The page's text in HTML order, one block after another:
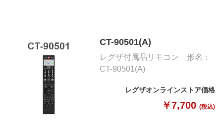
CT-90501(A)
レグザ付属品リモコン 形名：
CT-90501(A)
レグザオンラインストア価格
￥7,700 (税込)